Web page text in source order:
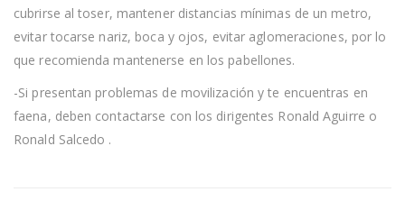
cubrirse al toser, mantener distancias mínimas de un metro,
evitar tocarse nariz, boca y ojos, evitar aglomeraciones, por lo
que recomienda mantenerse en los pabellones.
-Si presentan problemas de movilización y te encuentras en
faena, deben contactarse con los dirigentes Ronald Aguirre o
Ronald Salcedo .